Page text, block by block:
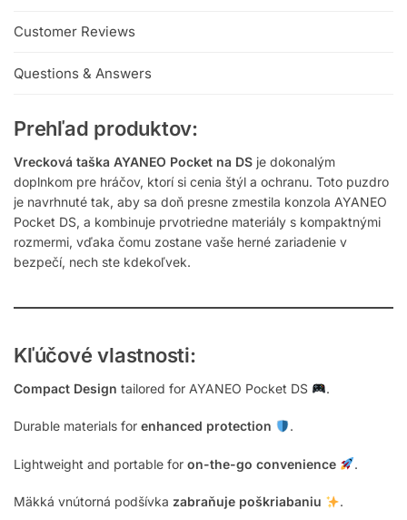
Customer Reviews
Questions & Answers
Prehľad produktov:
Vrecková taška AYANEO Pocket na DS je dokonalým
doplnkom pre hráčov, ktorí si cenia štýl a ochranu. Toto puzdro
je navrhnuté tak, aby sa doň presne zmestila konzola AYANEO
Pocket DS, a kombinuje prvotriedne materiály s kompaktnými
rozmermi, vďaka čomu zostane vaše herné zariadenie v
bezpečí, nech ste kdekoľvek.
Kľúčové vlastnosti:
Compact Design tailored for AYANEO Pocket DS .
Durable materials for enhanced protection .
Lightweight and portable for on-the-go convenience .
Mäkká vnútorná podšívka zabraňuje poškriabaniu .